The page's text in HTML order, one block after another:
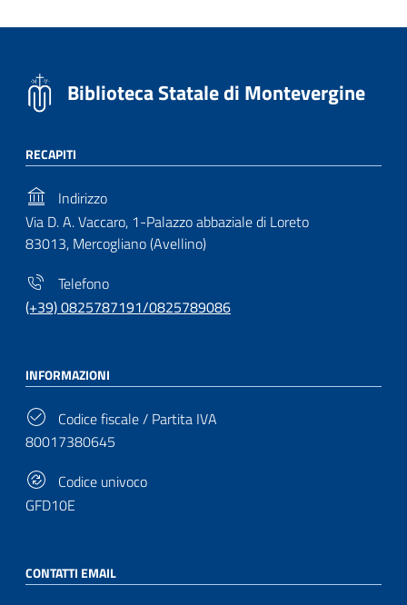
Biblioteca Statale di Montevergine
RECAPITI
Indirizzo
Via D. A. Vaccaro, 1-Palazzo abbaziale di Loreto
83013, Mercogliano (Avellino)
Telefono
(+39) 0825787191/0825789086
INFORMAZIONI
Codice fiscale / Partita IVA
80017380645
Codice univoco
GFD10E
CONTATTI EMAIL